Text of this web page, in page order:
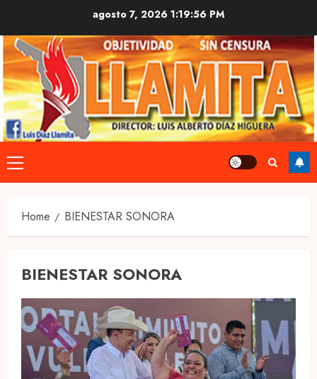
content
agosto 7, 20261:19:58 PM
Primary
Menu
Home BIENESTAR SONORA
BIENESTAR SONORA